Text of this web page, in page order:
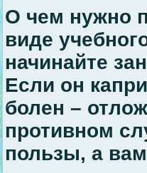
О чем нужно
виде
начинайте
Если он
болен –
противном
пользы, а